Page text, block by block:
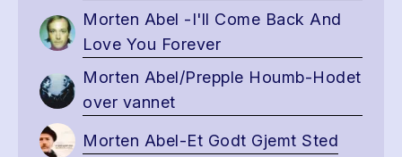
Morten Abel -I'll Come Back And
Love You Forever
Morten Abel/Prepple Houmb-Hodet
over vannet
Morten Abel-Et Godt Gjemt Sted